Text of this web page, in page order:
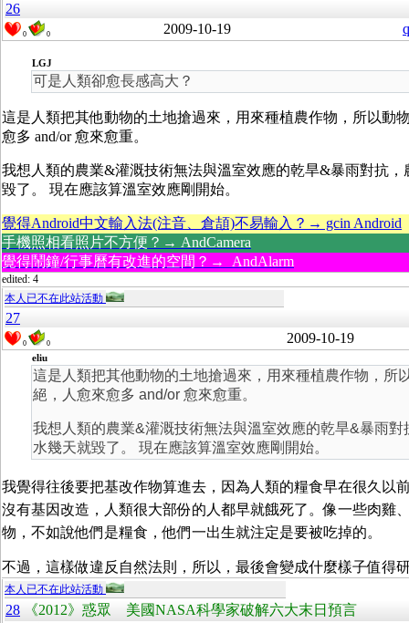
26
0 0 2009-10-19
LGJ
可是人類卻愈長感高大？
這是人類把其他動物的土地搶過來，用來種植農作物，所以動
愈多 and/or 愈來愈重。
我想人類的農業&灌溉技術無法與溫室效應的乾旱&暴雨對抗，
毀了。 現在應該算溫室效應剛開始。
覺得Android中文輸入法(注音、倉頡)不易輸入？→ gcin Android
手機照相看照片不方便？→ AndCamera
覺得鬧鐘/行事曆有改進的空間？→ AndAlarm
edited: 4
本人已不在此站活動
27
0 0 2009-10-19
eliu
這是人類把其他動物的土地搶過來，用來種植農作物，所
絕，人愈來愈多 and/or 愈來愈重。
我想人類的農業&灌溉技術無法與溫室效應的乾旱&暴雨對
水幾天就毀了。 現在應該算溫室效應剛開始。
我覺得往後要把基改作物算進去，因為人類的糧食早在很久以
沒有基因改造，人類很大部份的人都早就餓死了。像一些肉雞
物，不如說他們是糧食，他們一出生就注定是要被吃掉的。
不過，這樣做違反自然法則，所以，最後會變成什麼樣子值得
本人已不在此站活動
28 《2012》惑眾 美國NASA科學家破解六大末日預言